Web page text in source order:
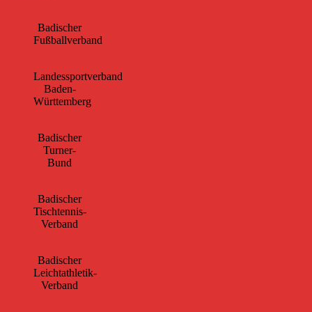
Badischer
Fußballverband
Landessportverband
Baden-
Württemberg
Badischer
Turner-
Bund
Badischer
Tischtennis-
Verband
Badischer
Leichtathletik-
Verband